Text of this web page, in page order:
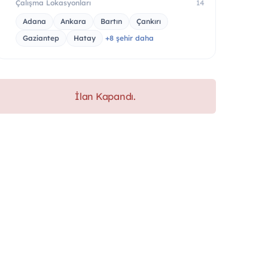
Çalışma Lokasyonları 14
Adana Ankara Bartın
Çankırı
Gaziantep
Hatay +8 şehir daha
İlan Kapandı.